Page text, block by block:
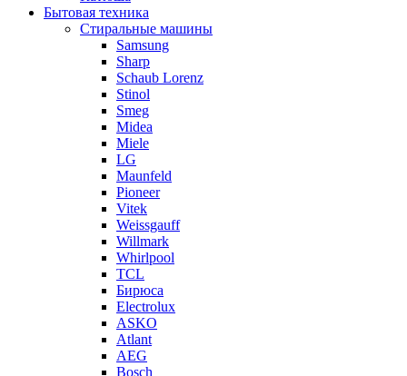
Бытовая техника
Стиральные машины
Samsung
Sharp
Schaub Lorenz
Stinol
Smeg
Midea
Miele
LG
Maunfeld
Pioneer
Vitek
Weissgauff
Willmark
Whirlpool
TCL
Бирюса
Electrolux
ASKO
Atlant
AEG
Bosch